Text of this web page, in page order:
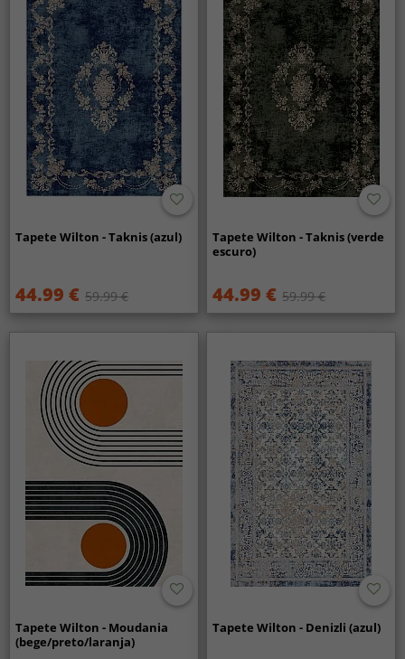
Tapete Wilton - Taknis (azul)
44.99 € 59.99 €
Tapete Wilton - Taknis (verde
escuro)
44.99 € 59.99 €
Tapete Wilton - Moudania
(bege/preto/laranja)
Tapete Wilton - Denizli (azul)